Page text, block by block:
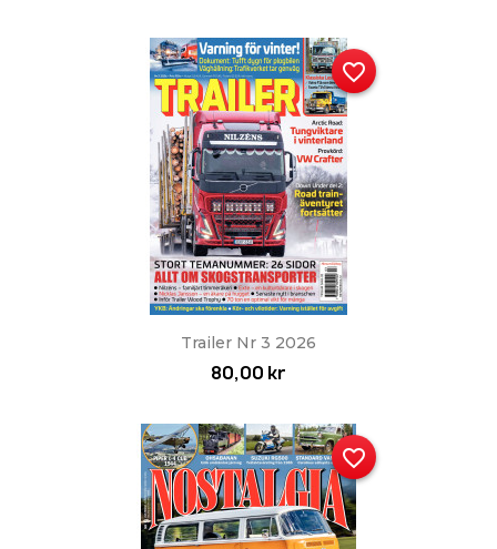
Trailer Nr 3 2026
80,00 kr
favorite_border
favorite_border